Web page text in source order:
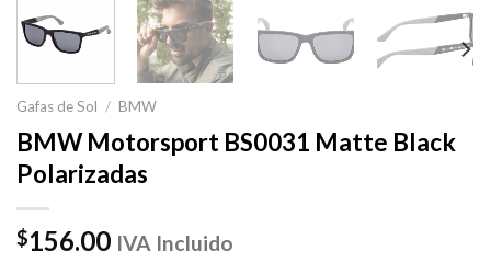
Gafas de Sol / BMW
BMW Motorsport BS0031 Matte Black
Polarizadas
$156.00 IVA Incluido